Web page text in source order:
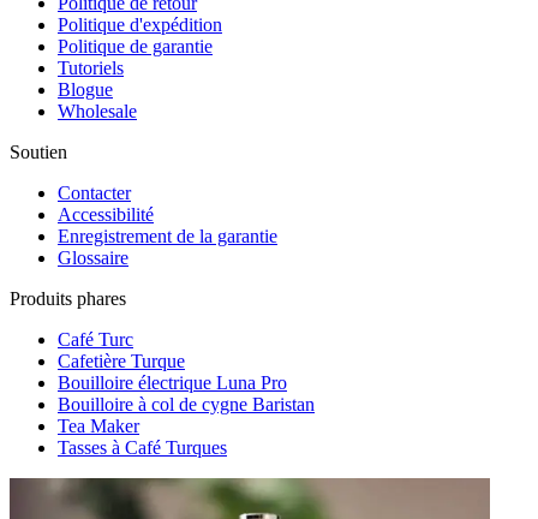
Politique d'expédition
Politique de garantie
Tutoriels
Blogue
Wholesale
Soutien
Contacter
Accessibilité
Enregistrement de la garantie
Glossaire
Produits phares
Café Turc
Cafetière Turque
Bouilloire électrique Luna Pro
Bouilloire à col de cygne Baristan
Tea Maker
Tasses à Café Turques